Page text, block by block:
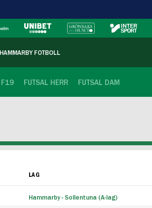
HAMMARBY FOTBOLL
F19 FUTSAL HERR FUTSAL DAM
LAG
Hammarby - Sollentuna (A-lag)